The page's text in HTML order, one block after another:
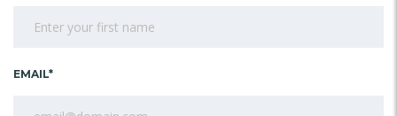
EMAIL*